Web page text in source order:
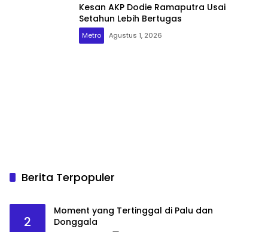
Kesan AKP Dodie Ramaputra Usai
Setahun Lebih Bertugas
Metro Agustus 1, 2026
Berita Terpopuler
2
Moment yang Tertinggal di Palu dan
Donggala